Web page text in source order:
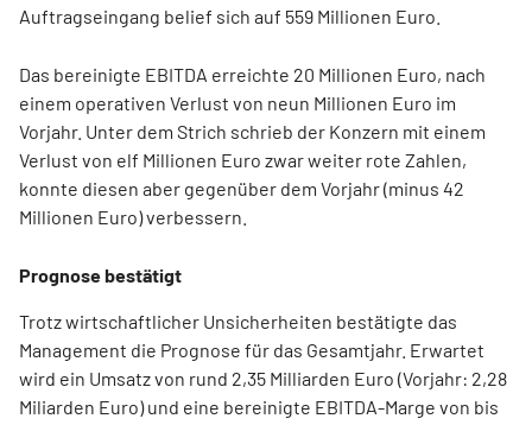
Auftragseingang belief sich auf 559 Millionen Euro.
Das bereinigte EBITDA erreichte 20 Millionen Euro, nach
einem operativen Verlust von neun Millionen Euro im
Vorjahr. Unter dem Strich schrieb der Konzern mit einem
Verlust von elf Millionen Euro zwar weiter rote Zahlen,
konnte diesen aber gegenüber dem Vorjahr (minus 42
Millionen Euro) verbessern.
Prognose bestätigt
Trotz wirtschaftlicher Unsicherheiten bestätigte das
Management die Prognose für das Gesamtjahr. Erwartet
wird ein Umsatz von rund 2,35 Milliarden Euro (Vorjahr: 2,28
Miliarden Euro) und eine bereinigte EBITDA-Marge von bis